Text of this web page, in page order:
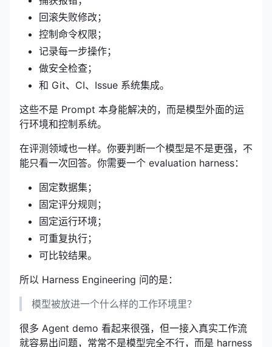
回滚失败修改；
控制命令权限；
记录每一步操作；
做安全检查；
和 Git、CI、Issue 系统集成。
这些不是 Prompt 本身能解决的，而是模型外面的运
行环境和控制系统。
在评测领域也一样。你要判断一个模型是不是更强，不
能只看一次回答。你需要一个 evaluation harness：
固定数据集；
固定评分规则；
固定运行环境；
可重复执行；
可比较结果。
所以 Harness Engineering 问的是：
模型被放进一个什么样的工作环境里？
很多 Agent demo 看起来很强，但一接入真实工作流
就容易出问题，常常不是模型完全不行，而是 harness